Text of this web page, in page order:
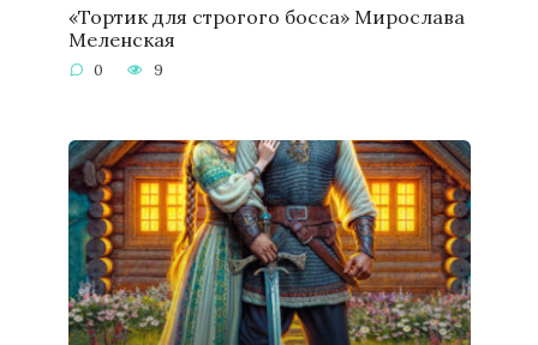
«Тортик для строгого босса» Мирослава
Меленская
0 9